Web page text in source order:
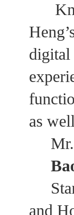
digital
as
Mr.
Bao
and